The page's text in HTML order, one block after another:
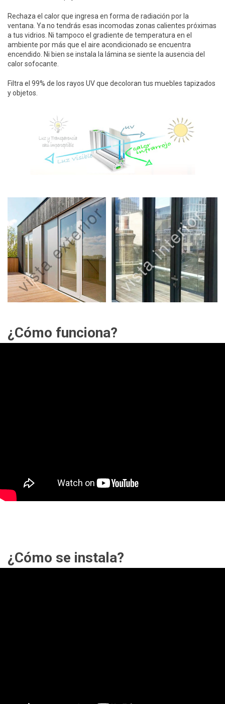
Rechaza el calor que ingresa en forma de radiación por la
ventana. Ya no tendrás esas incomodas zonas calientes próximas
a tus vidrios. Ni tampoco el gradiente de temperatura en el
ambiente por más que el aire acondicionado se encuentra
encendido. Ni bien se instala la lámina se siente la ausencia del
calor sofocante.
Filtra el 99% de los rayos UV que decoloran tus muebles tapizados
y objetos.
¿Cómo funciona?
¿Cómo se instala?